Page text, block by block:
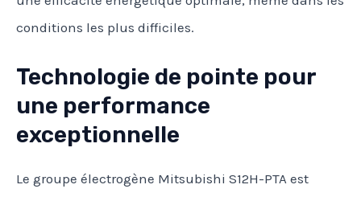
conditions les plus difficiles.
Technologie de pointe pour
une performance
exceptionnelle
Le groupe électrogène Mitsubishi S12H-PTA est